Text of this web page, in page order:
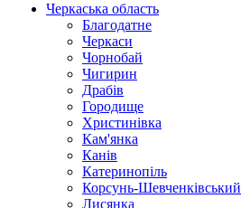
Черкаська область
Благодатне
Черкаси
Чорнобай
Чигирин
Драбів
Городище
Христинівка
Кам'янка
Канів
Катеринопіль
Корсунь-Шевченківський
Лисянка